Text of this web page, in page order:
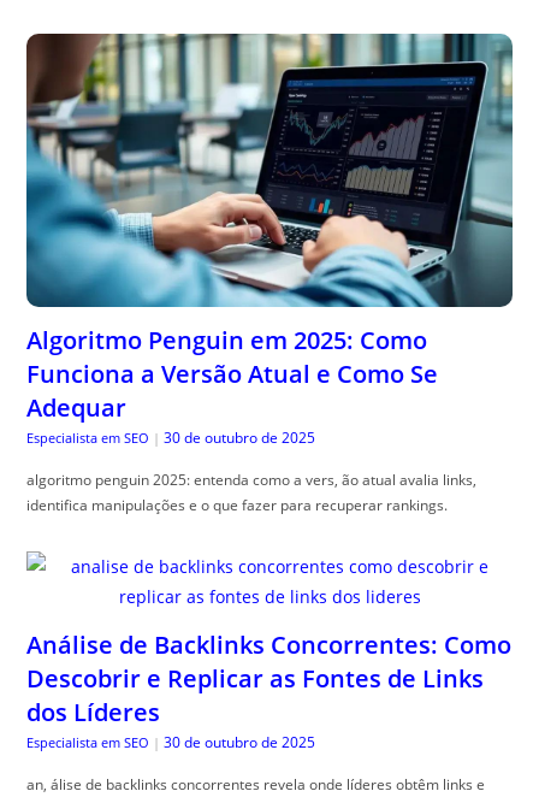
Algoritmo Penguin em 2025: Como
Funciona a Versão Atual e Como Se
Adequar
Especialista em SEO | 30 de outubro de 2025
algoritmo penguin 2025: entenda como a vers, ão atual avalia links,
identifica manipulações e o que fazer para recuperar rankings.
Análise de Backlinks Concorrentes: Como
Descobrir e Replicar as Fontes de Links
dos Líderes
Especialista em SEO | 30 de outubro de 2025
an, álise de backlinks concorrentes revela onde líderes obtêm links e